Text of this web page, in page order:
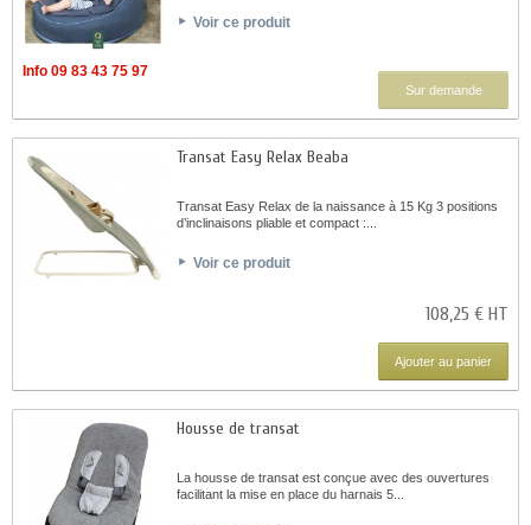
Voir ce produit
Info 09 83 43 75 97
Sur demande
Transat Easy Relax Beaba
Transat Easy Relax de la naissance à 15 Kg 3 positions
d’inclinaisons pliable et compact :...
Voir ce produit
108,25 € HT
Ajouter au panier
Housse de transat
La housse de transat est conçue avec des ouvertures
facilitant la mise en place du harnais 5...